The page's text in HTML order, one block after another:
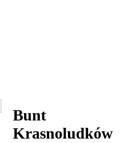
Bunt
Krasnoludków